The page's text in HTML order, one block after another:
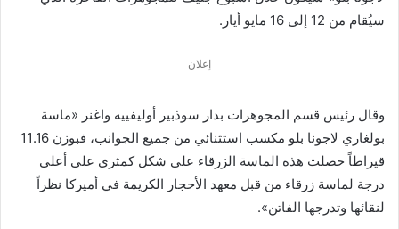
سيُقام من 12 إلى 16 مايو أيار.
إعلان
وقال رئيس قسم المجوهرات بدار سوذبير أوليفييه واغنر «ماسة
بولغاري لاجونا بلو مكسب استثنائي من جميع الجوانب، فبوزن 11.16
قيراطاً حصلت هذه الماسة الزرقاء على شكل كمثرى على أعلى
درجة لماسة زرقاء من قبل معهد الأحجار الكريمة في أميركا نظراً
لنقائها وتدرجها الفاتن».